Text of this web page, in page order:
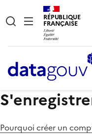
RÉPUBLIQUE
FRANÇAISE
Pourquoi créer un